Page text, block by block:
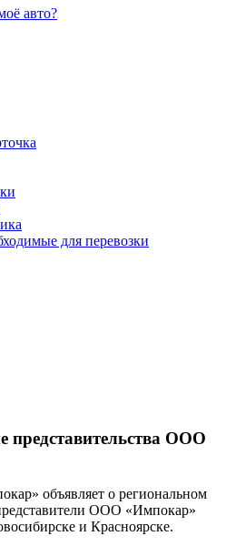
авто?
для перевозки
представительства ООО
объявляет о региональном
ООО «Импокар»
и Красноярске.